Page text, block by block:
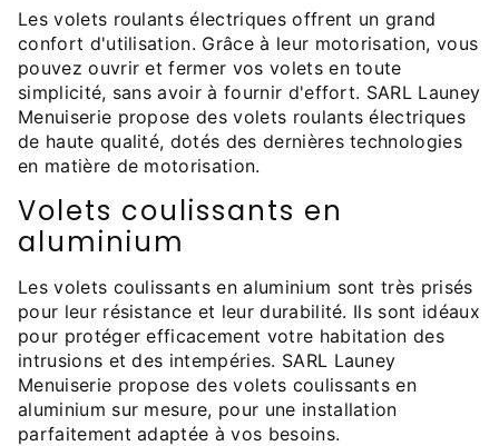
Les volets roulants électriques offrent un grand
confort d'utilisation. Grâce à leur motorisation, vous
pouvez ouvrir et fermer vos volets en toute
simplicité, sans avoir à fournir d'effort. SARL Launey
Menuiserie propose des volets roulants électriques
de haute qualité, dotés des dernières technologies
en matière de motorisation.
Volets coulissants en
aluminium
Les volets coulissants en aluminium sont très prisés
pour leur résistance et leur durabilité. Ils sont idéaux
pour protéger efficacement votre habitation des
intrusions et des intempéries. SARL Launey
Menuiserie propose des volets coulissants en
aluminium sur mesure, pour une installation
parfaitement adaptée à vos besoins.